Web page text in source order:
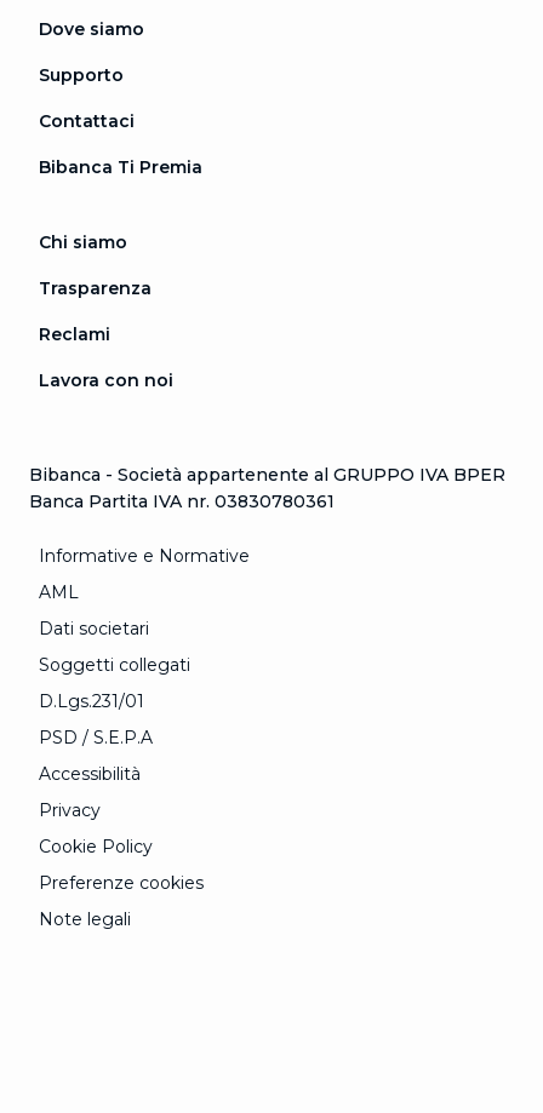
Dove siamo
Supporto
Contattaci
Bibanca Ti Premia
Chi siamo
Trasparenza
Reclami
Lavora con noi
Bibanca - Società appartenente al GRUPPO IVA BPER
Banca Partita IVA nr. 03830780361
Informative e Normative
AML
Dati societari
Soggetti collegati
D.Lgs.231/01
PSD / S.E.P.A
Accessibilità
Privacy
Cookie Policy
Preferenze cookies
Note legali